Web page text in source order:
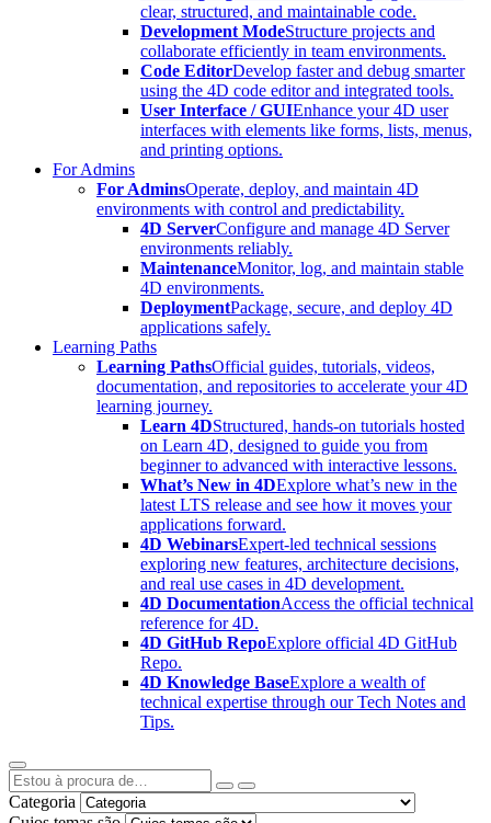
clear, structured, and maintainable code.
Development ModeStructure projects and
collaborate efficiently in team environments.
Code EditorDevelop faster and debug smarter
using the 4D code editor and integrated tools.
User Interface / GUIEnhance your 4D user
interfaces with elements like forms, lists, menus,
and printing options.
For Admins
For AdminsOperate, deploy, and maintain 4D
environments with control and predictability.
4D ServerConfigure and manage 4D Server
environments reliably.
MaintenanceMonitor, log, and maintain stable
4D environments.
DeploymentPackage, secure, and deploy 4D
applications safely.
Learning Paths
Learning PathsOfficial guides, tutorials, videos,
documentation, and repositories to accelerate your 4D
learning journey.
Learn 4DStructured, hands-on tutorials hosted
on Learn 4D, designed to guide you from
beginner to advanced with interactive lessons.
What’s New in 4DExplore what’s new in the
latest LTS release and see how it moves your
applications forward.
4D WebinarsExpert-led technical sessions
exploring new features, architecture decisions,
and real use cases in 4D development.
4D DocumentationAccess the official technical
reference for 4D.
4D GitHub RepoExplore official 4D GitHub
Repo.
4D Knowledge BaseExplore a wealth of
technical expertise through our Tech Notes and
Tips.
Categoria